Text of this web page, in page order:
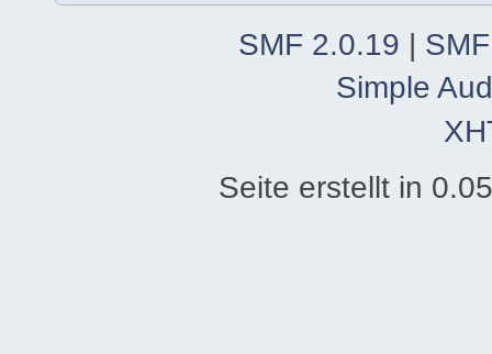
SMF 2.0.19
Simple
Seite erstellt in